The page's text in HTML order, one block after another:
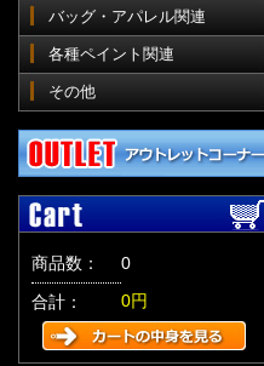
バッグ・アパレル関連
各種ペイント関連
その他
商品数：
0
合計：
0円